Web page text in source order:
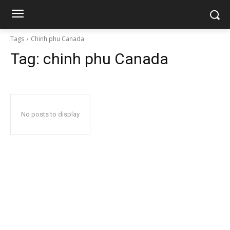
Tags Chinh phu Canada
Tag: chinh phu Canada
No posts to display